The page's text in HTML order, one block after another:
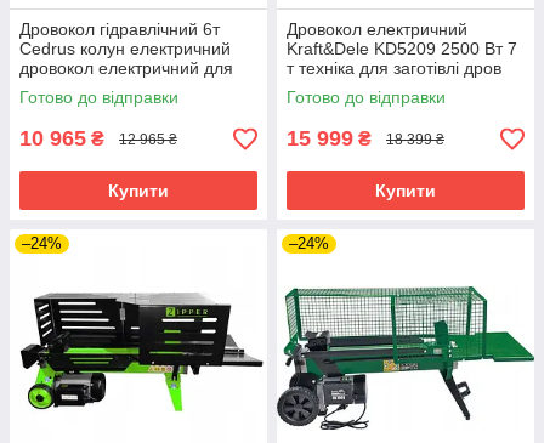
Дровокол гідравлічний 6т
Cedrus колун електричний
дровокол електричний для
заготовлювання дров
Готово до відправки
10 965 ₴ 12 965 ₴
Купити
Дровокол електричний
Kraft&Dele KD5209 2500 Вт 7
т техніка для заготівлі дров
Готово до відправки
15 999 ₴ 18 399 ₴
Купити
–24% –24%